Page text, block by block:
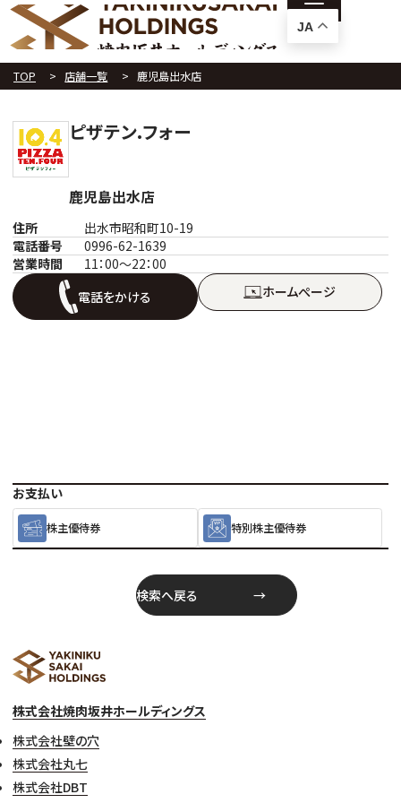
TOP 店舗一覧 鹿児島出水店
ピザテン.フォー
鹿児島出水店
住所
出水市昭和町10-19
電話番号
0996-62-1639
営業時間
11：00～22：00
電話をかける
ホームぺージ
お支払い
株主優待券 特別株主優待券
検索へ戻る
株式会社焼肉坂井ホールディングス
株式会社壁の穴
株式会社丸七
株式会社DBT
JA